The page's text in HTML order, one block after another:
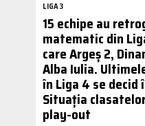
LIGA 3
15 echipe au
matematic din
care Argeș 2,
Alba Iulia.
în Liga 4 se decid
Situația
play-out